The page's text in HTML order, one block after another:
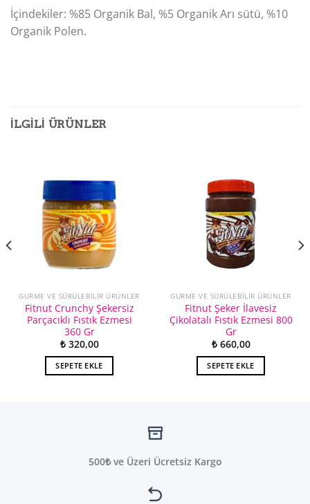
İçindekiler: %85 Organik Bal, %5 Organik Arı sütü, %10
Organik Polen.
İLGILI ÜRÜNLER
GURME VE SÜRÜLEBILIR ÜRÜNLER
Fitnut Crunchy Şekersiz
Parçacıklı Fıstık Ezmesi
360 Gr
₺320,00
SEPETE EKLE
GURME VE SÜRÜLEBILIR ÜRÜNLER
Fitnut Şeker İlavesiz
Çikolatalı Fıstık Ezmesi 800
Gr
₺660,00
SEPETE EKLE
500₺ ve Üzeri Ücretsiz Kargo